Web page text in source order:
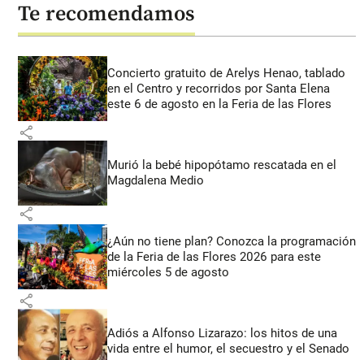
Te recomendamos
Concierto gratuito de Arelys Henao, tablado
en el Centro y recorridos por Santa Elena
este 6 de agosto en la Feria de las Flores
share
Murió la bebé hipopótamo rescatada en el
Magdalena Medio
share
¿Aún no tiene plan? Conozca la programación
de la Feria de las Flores 2026 para este
miércoles 5 de agosto
share
Adiós a Alfonso Lizarazo: los hitos de una
vida entre el humor, el secuestro y el Senado